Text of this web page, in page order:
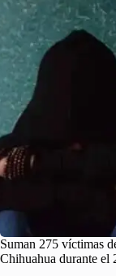
Suman 275 víctimas
Chihuahua durante el